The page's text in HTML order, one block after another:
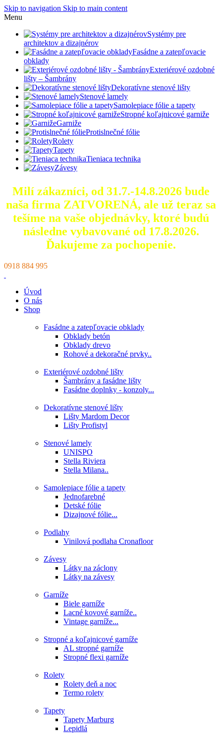
Skip to navigation Skip to main content
Menu
Systémy pre
architektov a dizajnérov
Fasádne a zatepľovacie
obklady
Exteriérové ozdobné
lišty – Šambrány
Dekoratívne stenové lišty
Stenové lamely
Samolepiace fólie a tapety
Stropné koľajnicové garniže
Garniže
Protislnečné fólie
Rolety
Tapety
Tieniaca technika
Závesy
Milí zákazníci, od 31.7.-14.8.2026 bude
naša firma ZATVORENÁ, ale už teraz sa
tešíme na vaše objednávky, ktoré budú
následne vybavované od 17.8.2026.
Ďakujeme za pochopenie.
0918 884 995
Úvod
O nás
Shop
Fasádne a zatepľovacie obklady
Obklady betón
Obklady drevo
Rohové a dekoračné prvky..
Exteriérové ozdobné lišty
Šambrány a fasádne lišty
Fasádne doplnky - konzoly...
Dekoratívne stenové lišty
Lišty Mardom Decor
Lišty Profistyl
Stenové lamely
UNISPO
Stella Riviera
Stella Milana..
Samolepiace fólie a tapety
Jednofarebné
Detské fólie
Dizajnové fólie...
Podlahy
Vinilová podlaha Cronafloor
Závesy
Látky na záclony
Látky na závesy
Garníže
Biele garníže
Lacné kovové garníže..
Vintage garníže...
Stropné a koľajnicové garníže
AL stropné garníže
Stropné flexi garníže
Rolety
Rolety deň a noc
Termo rolety
Tapety
Tapety Marburg
Lepidlá